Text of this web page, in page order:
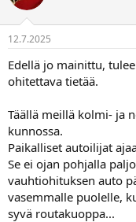
12.7.2025
Edellä jo mainittu,
ohitettava tietää.
Täällä meillä kolmi- ja
kunnossa.
Paikalliset autoilijat
Se ei ojan pohjalla
vauhtiohituksen auto
vasemmalle puolelle,
syvä routakuoppa...